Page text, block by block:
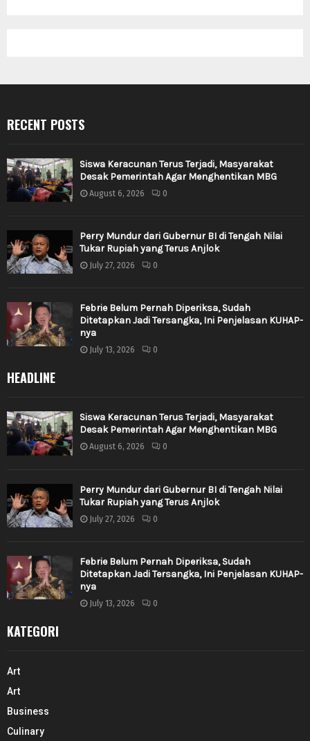
RECENT POSTS
Siswa Keracunan Terus Terjadi, Masyarakat
Desak Pemerintah Agar Menghentikan MBG
August 6, 2026 0
Perry Mundur dari Gubernur BI di Tengah Nilai
Tukar Rupiah yang Terus Anjlok
July 27, 2026 0
Febrie Belum Pernah Diperiksa, Sudah
Ditetapkan Jadi Tersangka, Ini Penjelasan KUHAP-
nya
July 13, 2026 0
HEADLINE
Siswa Keracunan Terus Terjadi, Masyarakat
Desak Pemerintah Agar Menghentikan MBG
August 6, 2026 0
Perry Mundur dari Gubernur BI di Tengah Nilai
Tukar Rupiah yang Terus Anjlok
July 27, 2026 0
Febrie Belum Pernah Diperiksa, Sudah
Ditetapkan Jadi Tersangka, Ini Penjelasan KUHAP-
nya
July 13, 2026 0
KATEGORI
Art
Art
Business
Culinary